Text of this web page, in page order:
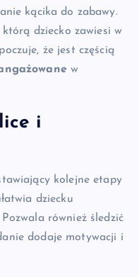
kącika do zabawy.
dziecko zawiesi w
że jest częścią
w
i
kolejne etapy
dziecku
również śledzić
dodaje motywacji i